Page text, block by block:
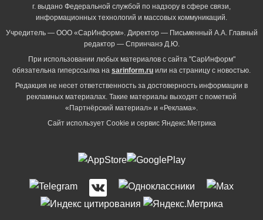
г. выдано Федеральной службой по надзору в сфере связи,
информационных технологий и массовых коммуникаций.
Учредитель — ООО «СарИнформ». Директор — Письменный А.А. Главный
редактор — Спринчанэ Д.Ю.
При использовании любых материалов с сайта "СарИнформ"
обязательна гиперссылка на sarinform.ru или на страницу с новостью.
Редакция не несет ответственность за достоверность информации в
рекламных материалах. Такие материалы выходят с пометкой
«Партнёрский материал» и «Реклама».
Сайт использует Cookie и сервиc Яндекс.Метрика